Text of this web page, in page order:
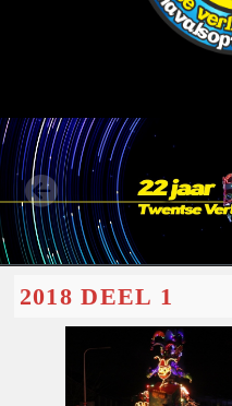
2018 DEEL 1